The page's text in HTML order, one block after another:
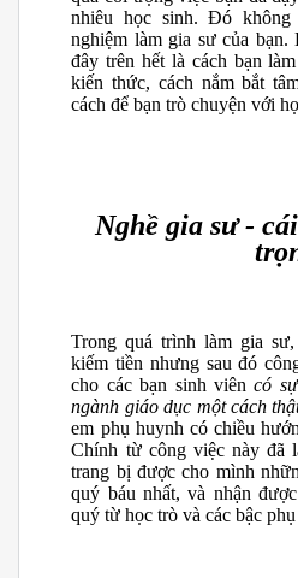
nhiêu học sinh. Đó
nghiệm làm gia sư của
đây trên hết là cách bạn
kiến thức, cách nắm bắt
cách để bạn trò chuyện với
Nghề gia sư -
Trong quá trình làm gia
kiếm tiền nhưng sau đó
cho các bạn sinh viên có
ngành giáo dục một cách
em phụ huynh có chiều
Chính từ công việc này đã
trang bị được cho mình
quý báu nhất, và nhận
quý từ học trò và các bậc